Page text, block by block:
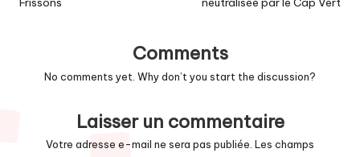
Comments
No comments yet. Why don’t you start the discussion?
Laisser un commentaire
Votre adresse e-mail ne sera pas publiée. Les champs